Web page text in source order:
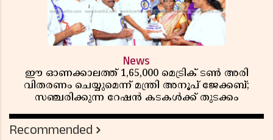
News
ഈ ഓണക്കാലത്ത് 1,65,000 മെട്രിക് ടൺ അരി
വിതരണം ചെയ്യുമെന്ന് മന്ത്രി അനൂപ് ജേക്കബ്;
സഞ്ചരിക്കുന്ന റേഷൻ കടകൾക്ക് തുടക്കം
Recommended